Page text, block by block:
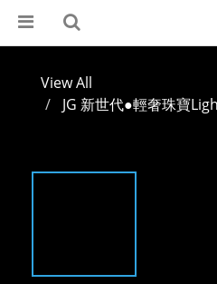
View All
JG 新世代●輕奢珠寶